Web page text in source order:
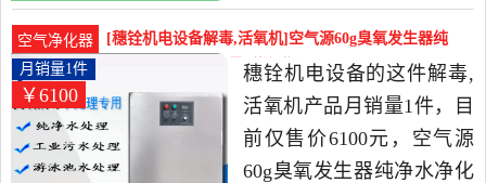
有限公司精选生活电器当
中性价比很高的解毒,活氧
机，由山东 青岛发货。
空气净化器
[穗铨机电设备解毒,活氧机]空气源60g臭氧发生器纯
净水净化处理月销量1件仅售6100元
￥6100
月销量1件
穗铨机电设备的这件解毒,
活氧机产品月销量1件，目
前仅售价6100元，空气源
60g臭氧发生器纯净水净化